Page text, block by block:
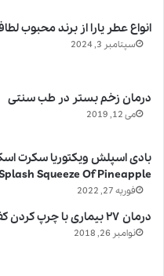
انواع عطر یارا از برند محبوب
سپتامبر 3, 2024
درمان زخم بستر در طب سنتی
می 12, 2019
Squeeze Of Pineapple
فوریه 27, 2022
درمان ۲۷ بیماری با چرپ کردن کف پا
نوامبر 26, 2018